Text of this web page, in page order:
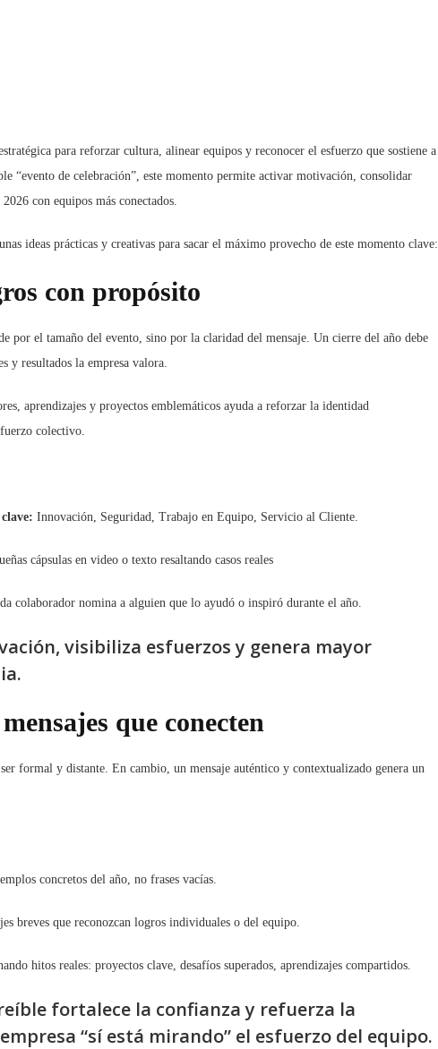
para reforzar cultura, alinear equipos y reconocer el esfuerzo que sostiene a
“evento de celebración”, este momento permite activar motivación, consolidar
con equipos más conectados.
ideas prácticas y creativas para sacar el máximo provecho de este momento clave:
con propósito
por el tamaño del evento, sino por la claridad del mensaje. Un cierre del año debe
y resultados la empresa valora.
aprendizajes y proyectos emblemáticos ayuda a reforzar la identidad
colectivo.
Innovación, Seguridad, Trabajo en Equipo, Servicio al Cliente.
cápsulas en video o texto resaltando casos reales
colaborador nomina a alguien que lo ayudó o inspiró durante el año.
visibiliza esfuerzos y genera mayor
que conecten
formal y distante. En cambio, un mensaje auténtico y contextualizado genera un
concretos del año, no frases vacías.
breves que reconozcan logros individuales o del equipo.
hitos reales: proyectos clave, desafíos superados, aprendizajes compartidos.
fortalece la confianza y refuerza la
“sí está mirando” el esfuerzo del equipo.